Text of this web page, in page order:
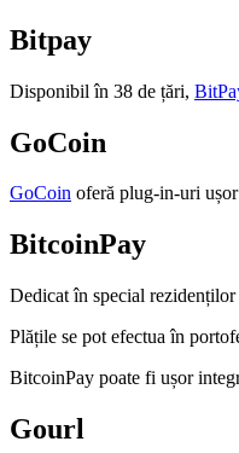
Bitpay
Disponibil în 38 de țări,
GoCoin
GoCoin oferă plug-in-uri
BitcoinPay
Dedicat în special
Plățile se pot efectua în
BitcoinPay poate fi ușor
Gourl